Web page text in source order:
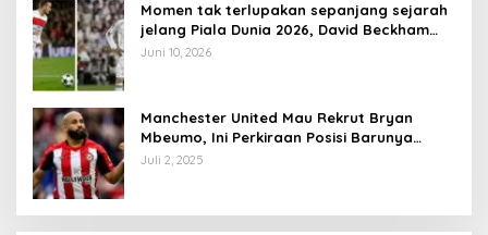
Momen tak terlupakan sepanjang sejarah
jelang Piala Dunia 2026, David Beckham
pernah dapat kartu merah
Juni 10, 2026
Manchester United Mau Rekrut Bryan
Mbeumo, Ini Perkiraan Posisi Barunya
dalam Skema Ruben Amorim
Juli 2, 2025